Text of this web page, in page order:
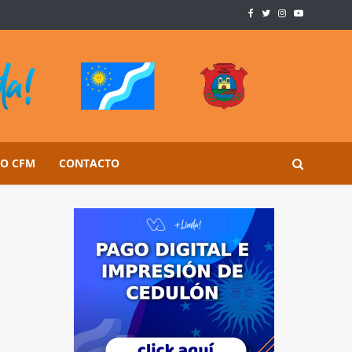
CFM CONTACTO